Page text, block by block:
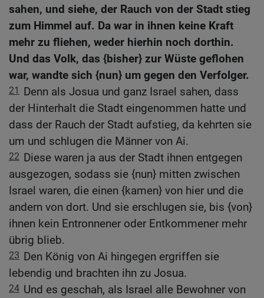
sahen, und siehe, der Rauch von der Stadt stieg
zum Himmel auf. Da war in ihnen keine Kraft
mehr zu fliehen, weder hierhin noch dorthin.
Und das Volk, das {bisher} zur Wüste geflohen
war, wandte sich {nun} um gegen den Verfolger.
21
Denn als Josua und ganz Israel sahen, dass
der Hinterhalt die Stadt eingenommen hatte und
dass der Rauch der Stadt aufstieg, da kehrten sie
um und schlugen die Männer von Ai.
22 Diese waren ja aus der Stadt ihnen entgegen
ausgezogen, sodass sie {nun} mitten zwischen
Israel waren, die einen {kamen} von hier und die
andern von dort. Und sie erschlugen sie, bis {von}
ihnen kein Entronnener oder Entkommener mehr
übrig blieb.
23 Den König von Ai hingegen ergriffen sie
lebendig und brachten ihn zu Josua.
24 Und es geschah, als Israel alle Bewohner von